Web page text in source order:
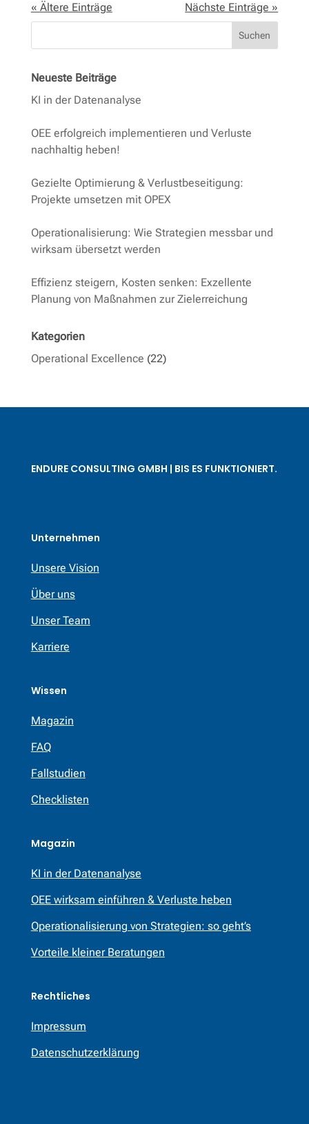
« Ältere Einträge Nächste Einträge »
Suchen
Neueste Beiträge
KI in der Datenanalyse
OEE erfolgreich implementieren und Verluste
nachhaltig heben!
Gezielte Optimierung & Verlustbeseitigung:
Projekte umsetzen mit OPEX
Operationalisierung: Wie Strategien messbar und
wirksam übersetzt werden
Effizienz steigern, Kosten senken: Exzellente
Planung von Maßnahmen zur Zielerreichung
Kategorien
Operational Excellence (22)
ENDURE CONSULTING GMBH | BIS ES FUNKTIONIERT.
Unternehmen
Unsere Vision
Über uns
Unser Team
Karriere
Wissen
Magazin
FAQ
Fallstudien
Checklisten
Magazin
KI in der Datenanalyse
OEE wirksam einführen & Verluste heben
Operationalisierung von Strategien: so geht’s
Vorteile kleiner Beratungen
Rechtliches
Impressum
Datenschutzerklärung